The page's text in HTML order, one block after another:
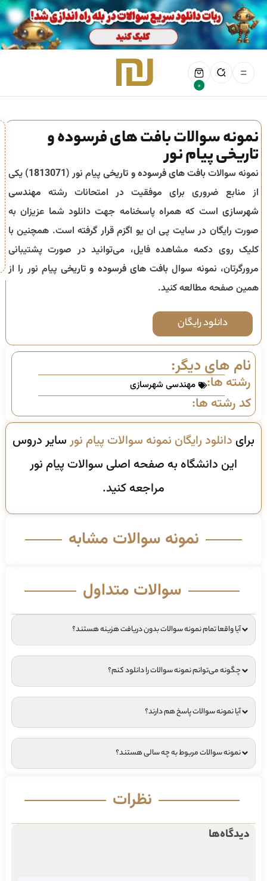
0
نمونه سوالات بافت های فرسوده و
تاریخی پیام نور
نمونه سوالاتبافت های فرسوده و تاریخیپیام نور (1813071) یکی
از منابع ضروری برای موفقیت در امتحانات رشته مهندسی
شهرسازی است که همراه پاسخنامه جهت دانلود شما عزیزان به
صورت رایگان در سایت پی ان یو اگزم قرار گرفته است. همچنین با
کلیک روی دکمه مشاهده فایل، می‌توانید در صورت پشتیبانی
مرورگرتان، نمونه سوال بافت های فرسوده و تاریخیپیام نور را از
همین صفحه مطالعه کنید.
دانلود رایگان
نام های دیگر:
رشته ها: مهندسی شهرسازی
کد رشته ها:
برای دانلود رایگان نمونه سوالات پیام نورسایر دروس
این دانشگاه به صفحه اصلی سوالات پیام نور
مراجعه کنید.
نمونه سوالات مشابه
سوالات متداول
آیا واقعا تمام نمونه سوالات بدون دریافت هزینه هستند؟
چگونه می‌توانم نمونه سوالات را دانلود کنم؟
آیا نمونه سوالات پاسخ هم دارند؟
نمونه سوالات مربوط به چه سالی هستند؟
نظرات
دیدگاه‌ها